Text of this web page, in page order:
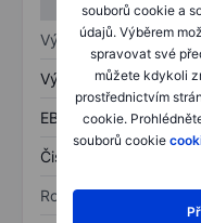
souborů cookie a
údajů. Výběrem
spravovat své
můžete kdykoli
prostřednictvím
cookie.
souborů cookie
Výkaz zisku a ztráty
Výnos
EBITDA
Čistý příjem
Rozvaha